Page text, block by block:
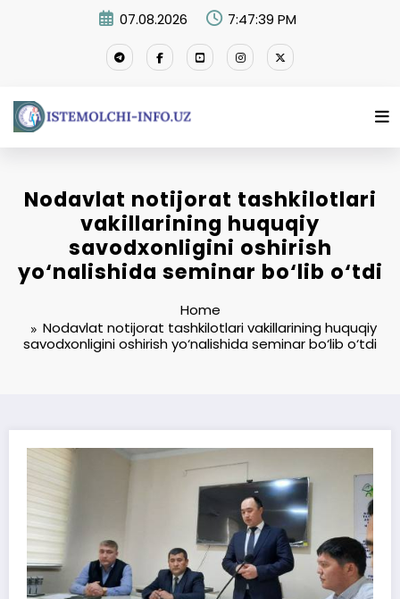
07.08.2026 7:47:40 PM
Nodavlat notijorat tashkilotlari
vakillarining huquqiy
savodxonligini oshirish
yo‘nalishida seminar bo‘lib o‘tdi
Home
Nodavlat notijorat tashkilotlari vakillarining huquqiy
savodxonligini oshirish yo‘nalishida seminar bo‘lib o‘tdi